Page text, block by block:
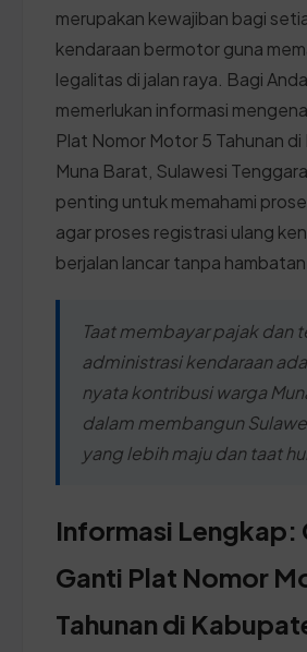
merupakan kewajiban bagi
kendaraan bermotor guna
legalitas di jalan raya. Bagi
memerlukan informasi
Plat Nomor Motor 5 Tahunan
Muna Barat, Sulawesi
penting untuk memahami
agar proses registrasi ulang
berjalan lancar tanpa
Taat membayar pajak dan
administrasi kendaraan
nyata kontribusi warga
dalam membangun
yang lebih maju dan taat
Informasi Lengkap:
Ganti Plat Nomor
Tahunan di